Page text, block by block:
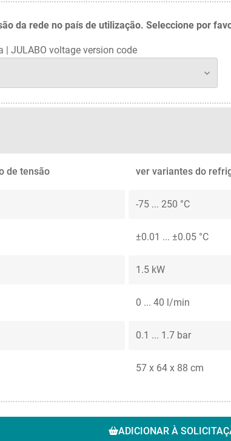
da rede no país de utilização. Seleccione por
| JULABO voltage version code
de tensão ver variantes do
-75 ... 250 °C
±0.01 ... ±0.05 °C
1.5 kW
0 ... 40 l/min
0.1 ... 1.7 bar
57 x 64 x 88 cm
ADICIONAR À